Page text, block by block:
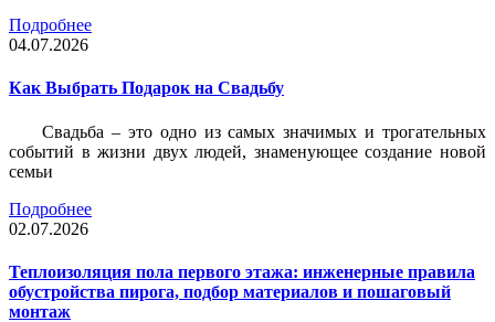
Подробнее
04.07.2026
Как Выбрать Подарок на Свадьбу
Свадьба – это одно из самых значимых и трогательных
событий в жизни двух людей, знаменующее создание новой
семьи
Подробнее
02.07.2026
Теплоизоляция пола первого этажа: инженерные правила
обустройства пирога, подбор материалов и пошаговый
монтаж